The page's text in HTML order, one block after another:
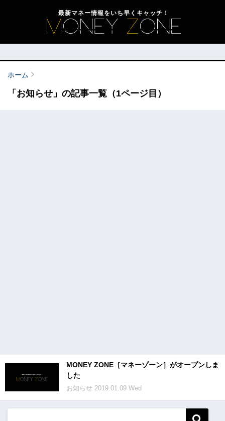
最新マネー情報をいち早くキャッチ！
ホーム
「お知らせ」の記事一覧（1ページ目）
MONEY ZONE［マネーゾーン］がオープンしま
した
お知らせ 2019.01.09 Wed